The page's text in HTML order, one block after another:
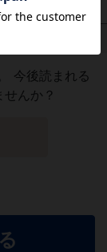
今後読まれる
んか？